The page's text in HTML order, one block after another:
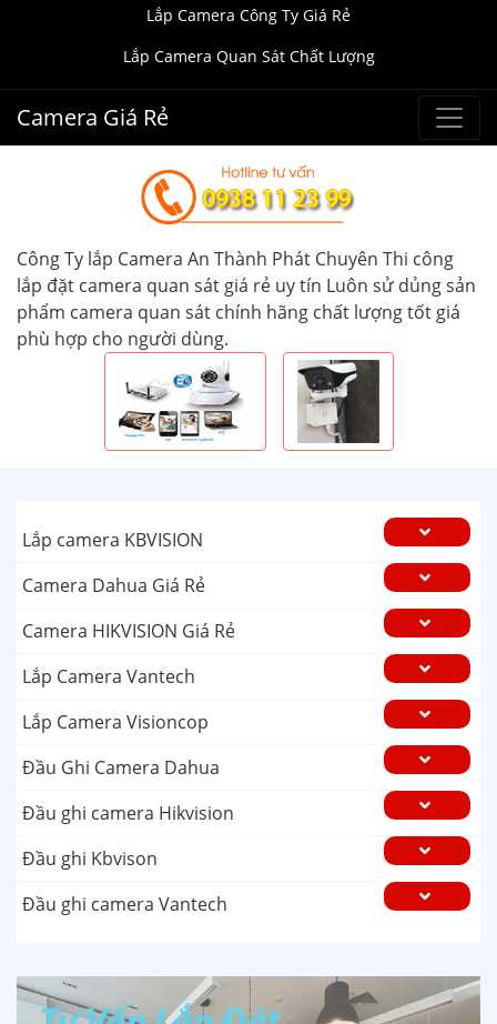
Lắp Camera Công Ty Giá Rẻ
Lắp Camera Quan Sát Chất Lượng
Camera Giá Rẻ
Công Ty lắp Camera An Thành Phát Chuyên Thi công
lắp đặt camera quan sát giá rẻ uy tín Luôn sử dủng sản
phẩm camera quan sát chính hãng chất lượng tốt giá
phù hợp cho người dùng.
Lắp camera KBVISION
Camera Dahua Giá Rẻ
Camera HIKVISION Giá Rẻ
Lắp Camera Vantech
Lắp Camera Visioncop
Đầu Ghi Camera Dahua
Đầu ghi camera Hikvision
Đầu ghi Kbvison
Đầu ghi camera Vantech